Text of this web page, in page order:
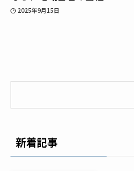
2025年9月15日
新着記事